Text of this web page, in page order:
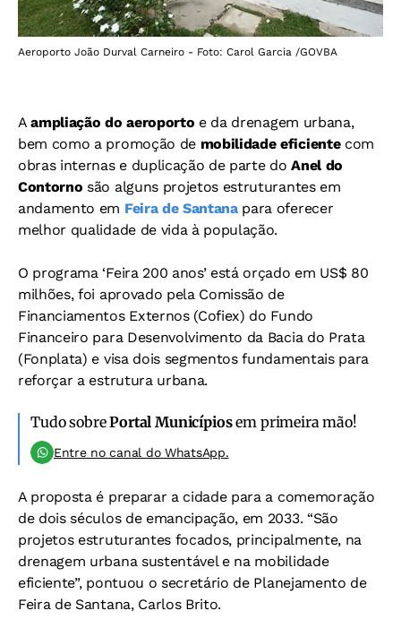
Aeroporto João Durval Carneiro - Foto: Carol Garcia /GOVBA
Aampliação do aeroporto e da drenagem urbana,
bem como a promoção de mobilidade eficientecom
obras internas e duplicação de parte doAnel do
Contorno são alguns projetos estruturantes em
andamento em Feira de Santanapara oferecer
melhor qualidade de vida à população.
O programa ‘Feira 200 anos’ está orçado em US$ 80
milhões, foi aprovado pela Comissão de
Financiamentos Externos (Cofiex) do Fundo
Financeiro para Desenvolvimento da Bacia do Prata
(Fonplata) e visa dois segmentos fundamentais para
reforçar a estrutura urbana.
Tudo sobrePortal Municípiosem primeira mão!
Entre no canal do WhatsApp.
A proposta é preparar a cidade para a comemoração
de dois séculos de emancipação, em 2033. “São
projetos estruturantes focados, principalmente, na
drenagem urbana sustentável e na mobilidade
eficiente”, pontuou o secretário de Planejamento de
Feira de Santana, Carlos Brito.